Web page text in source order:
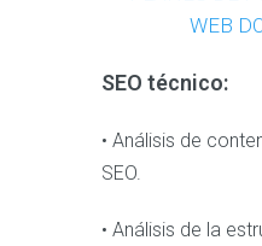
SEO técnico:
• Análisis de
SEO.
• Análisis de la